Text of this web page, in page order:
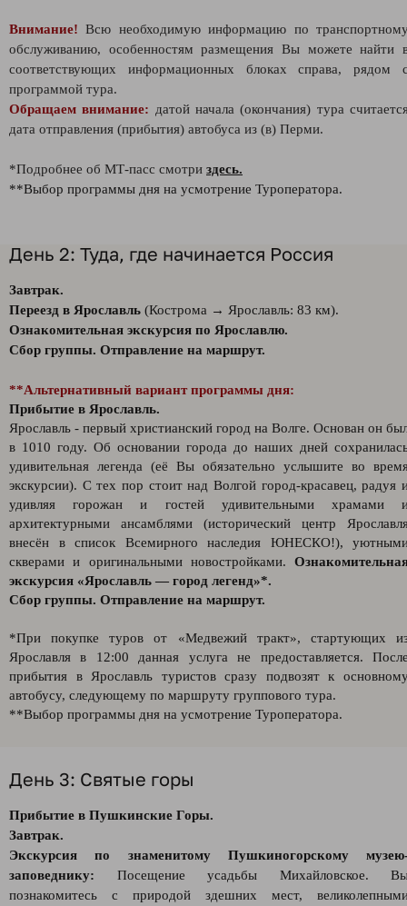
Внимание! Всю необходимую информацию по
обслуживанию, особенностям размещения Вы можете найти
соответствующих информационных блоках справа, рядом
программой тура.
Обращаем внимание: датой начала (окончания) тура
дата отправления (прибытия) автобуса из (в) Перми.
*Подробнее об МТ-пасс смотри здесь.
**Выбор программы дня на усмотрение Туроператора.
День 2: Туда, где начинается Россия
Завтрак.
Переезд в Ярославль (Кострома → Ярославль: 83 км).
Ознакомительная экскурсия по Ярославлю.
Сбор группы. Отправление на маршрут.
**Альтернативный вариант программы дня:
Прибытие в Ярославль.
Ярославль - первый христианский город на Волге. Основан он
в 1010 году. Об основании города до наших дней
удивительная легенда (её Вы обязательно услышите во
экскурсии). С тех пор стоит над Волгой город-красавец, радуя
удивляя горожан и гостей удивительными храмами
архитектурными ансамблями (исторический центр
внесён в список Всемирного наследия ЮНЕСКО!),
скверами и оригинальными новостройками.
экскурсия «Ярославль — город легенд»*.
Сбор группы. Отправление на маршрут.
*При покупке туров от «Медвежий тракт», стартующих
Ярославля в 12:00 данная услуга не предоставляется.
прибытия в Ярославль туристов сразу подвозят к
автобусу, следующему по маршруту группового тура.
**Выбор программы дня на усмотрение Туроператора.
День 3: Святые горы
Прибытие в Пушкинские Горы.
Завтрак.
Экскурсия по знаменитому Пушкиногорскому
заповеднику: Посещение усадьбы Михайловское.
познакомитесь с природой здешних мест,